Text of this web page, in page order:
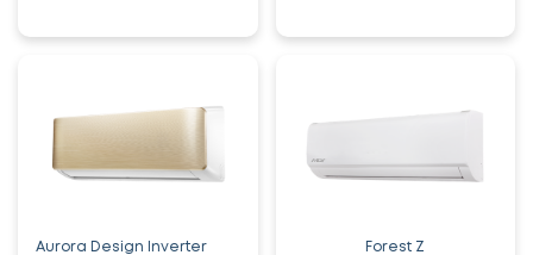
Aurora Design Inverter
Forest Z